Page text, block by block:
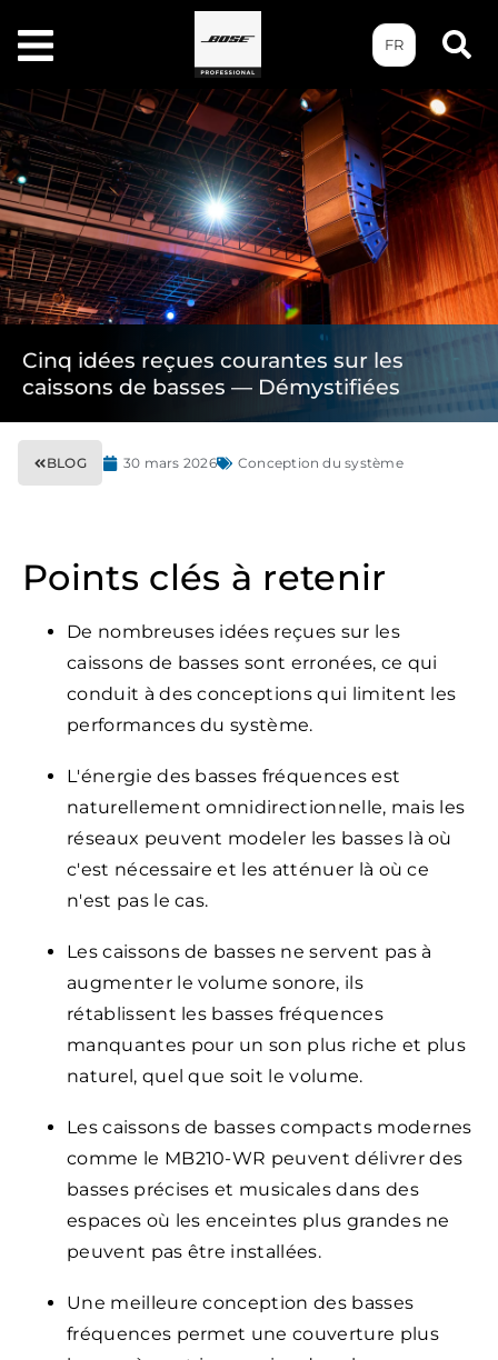
FR
Cinq idées reçues courantes sur les
caissons de basses — Démystifiées
BLOG 30 mars 2026 Conception du système
Points clés à retenir
De nombreuses idées reçues sur les
caissons de basses sont erronées, ce qui
conduit à des conceptions qui limitent les
performances du système.
L'énergie des basses fréquences est
naturellement omnidirectionnelle, mais les
réseaux peuvent modeler les basses là où
c'est nécessaire et les atténuer là où ce
n'est pas le cas.
Les caissons de basses ne servent pas à
augmenter le volume sonore, ils
rétablissent les basses fréquences
manquantes pour un son plus riche et plus
naturel, quel que soit le volume.
Les caissons de basses compacts modernes
comme le MB210-WR peuvent délivrer des
basses précises et musicales dans des
espaces où les enceintes plus grandes ne
peuvent pas être installées.
Une meilleure conception des basses
fréquences permet une couverture plus